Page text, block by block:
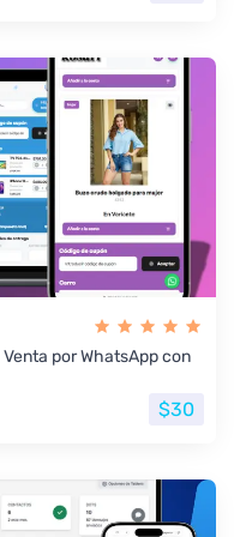
por WhatsApp con
$30